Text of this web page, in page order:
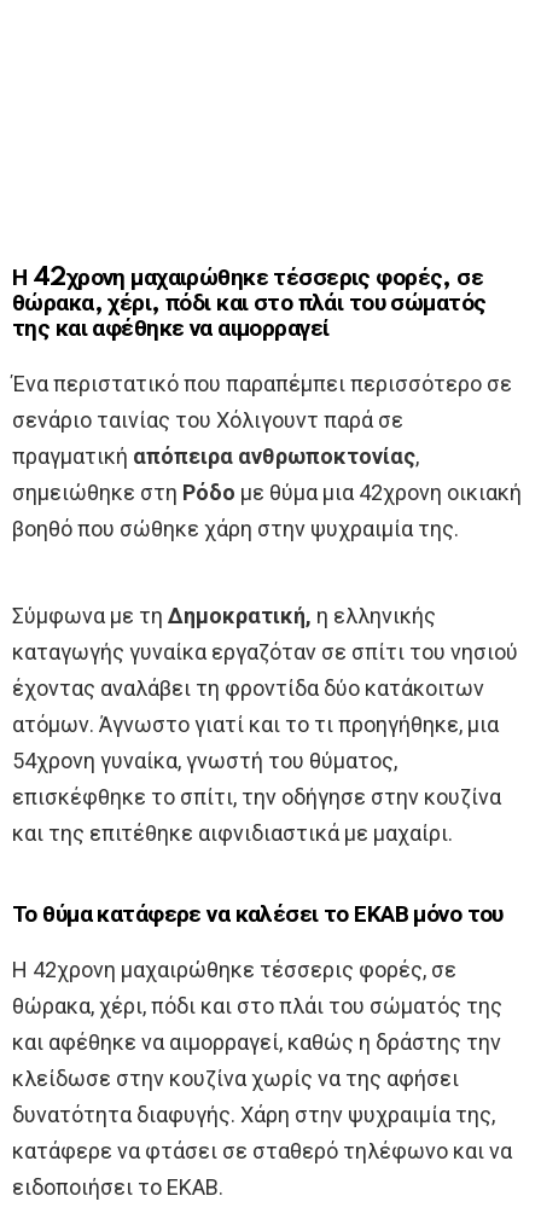
Η 42χρονη μαχαιρώθηκε τέσσερις φορές, σε
θώρακα, χέρι, πόδι και στο πλάι του σώματός
της και αφέθηκε να αιμορραγεί
Ένα περιστατικό που παραπέμπει περισσότερο σε
σενάριο ταινίας του Χόλιγουντ παρά σε
πραγματική απόπειρα ανθρωποκτονίας,
σημειώθηκε στη Ρόδο με θύμα μια 42χρονη οικιακή
βοηθό που σώθηκε χάρη στην ψυχραιμία της.
Σύμφωνα με τη Δημοκρατική, η ελληνικής
καταγωγής γυναίκα εργαζόταν σε σπίτι του νησιού
έχοντας αναλάβει τη φροντίδα δύο κατάκοιτων
ατόμων. Άγνωστο γιατί και το τι προηγήθηκε, μια
54χρονη γυναίκα, γνωστή του θύματος,
επισκέφθηκε το σπίτι, την οδήγησε στην κουζίνα
και της επιτέθηκε αιφνιδιαστικά με μαχαίρι.
Το θύμα κατάφερε να καλέσει το ΕΚΑΒ μόνο του
Η 42χρονη μαχαιρώθηκε τέσσερις φορές, σε
θώρακα, χέρι, πόδι και στο πλάι του σώματός της
και αφέθηκε να αιμορραγεί, καθώς η δράστης την
κλείδωσε στην κουζίνα χωρίς να της αφήσει
δυνατότητα διαφυγής. Χάρη στην ψυχραιμία της,
κατάφερε να φτάσει σε σταθερό τηλέφωνο και να
ειδοποιήσει το ΕΚΑΒ.